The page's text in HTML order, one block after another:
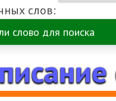
слов:грамотно!